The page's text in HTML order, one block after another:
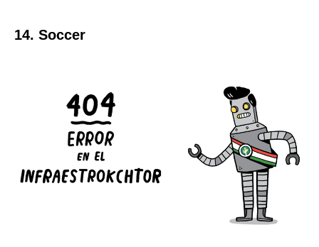
14. Soccer